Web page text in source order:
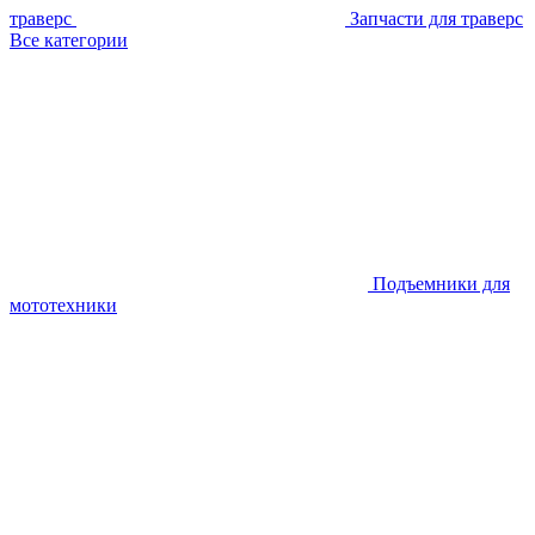
траверс
Запчасти для траверс
Все категории
Подъемники для
мототехники